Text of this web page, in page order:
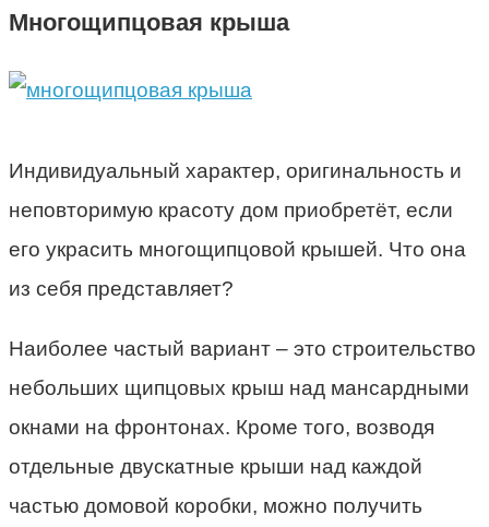
Многощипцовая крыша
Индивидуальный характер, оригинальность и
неповторимую красоту дом приобретёт, если
его украсить многощипцовой крышей. Что она
из себя представляет?
Наиболее частый вариант – это строительство
небольших щипцовых крыш над мансардными
окнами на фронтонах. Кроме того, возводя
отдельные двускатные крыши над каждой
частью домовой коробки, можно получить